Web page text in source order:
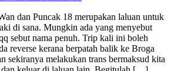
dan Puncak 18 merupakan laluan untuk
di sana. Mungkin ada yang menyebut
sebut nama penuh. Trip kali ini boleh
reverse kerana berpatah balik ke Broga
sekiranya melakukan trans bermaksud kita